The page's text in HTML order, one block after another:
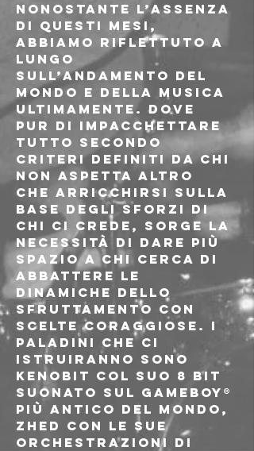
Nonostante l’assenza
di questi mesi,
abbiamo riflettuto a
lungo
sull’andamento del
mondo e della musica
ultimamente. Dove
pur di impacchettare
tutto secondo
criteri definiti da chi
non aspetta altro
che arricchirsi sulla
base degli sforzi di
chi ci crede, sorge la
necessità di dare più
spazio a chi cerca di
abbattere le
dinamiche dello
sfruttamento con
scelte coraggiose. I
paladini che ci
istruiranno sono
Kenobit col suo 8 bit
suonato sul Gameboy®
più antico del mondo,
Zhed con le sue
orchestrazioni di